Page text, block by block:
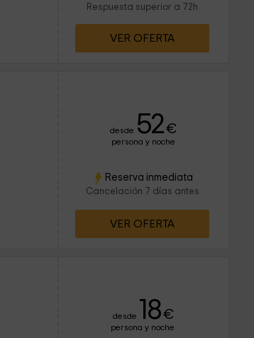
Respuesta superior a 72h
VER OFERTA
desde 52€
persona y noche
Reserva inmediata
Cancelación 7 días antes
VER OFERTA
desde 18€
persona y noche